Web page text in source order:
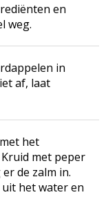
en
weg.
in
af, laat
het
met peper
de zalm in.
het water en